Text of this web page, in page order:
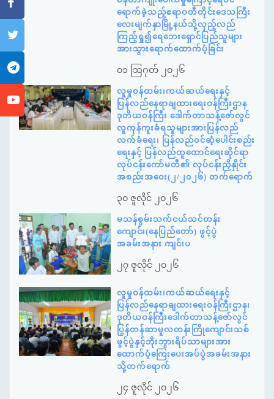
ရောက်ခဲ့သည့်ဧရာဝတီတိုင်းဒေသကြီး
လေးမျက်နှာမြို့နယ်သို့လှည့်လည်
ကြည့်ရှု၍ရေဘေးရှောင်ပြည်သူများ
အားသွားရောက်ထောက်ပံ့ခြင်း
၀၁ ဩဂုတ် ၂၀၂၆
လူမှုဝန်ထမ်း၊ကယ်ဆယ်ရေးနှင့်
ပြန်လည်နေရာချထားရေးဝန်ကြီးဌာန
ဒုတိယဝန်ကြီး ဒေါက်တာသန့်ဇော်လွင်
လူကုန်ကူးခံရသူများအားပြန်လည်
လက်ခံရေး၊ ပြန်လည်ဝင်ဆံ့ပေါင်းစည်း
ရေးနှင့် ပြန်လည်ထူထောင်ရေးဆိုင်ရာ
လုပ်ငန်းကော်မတီ၏ လုပ်ငန်းညှိနှိုင်း
အစည်းအဝေး(၂/၂၀၂၆) တက်ရောက်
၃၀ ဇူလိုင် ၂၀၂၆
မသန်စွမ်းသက်ငယ်သင်တန်း
ကျောင်း(နေပြည်တော်) ဖွင့်ပွဲ
အခမ်းအနား ကျင်းပ
၂၇ ဇူလိုင် ၂၀၂၆
လူမှုဝန်ထမ်း၊ကယ်ဆယ်ရေးနှင့်
ပြန်လည်နေရာချထားရေးဝန်ကြီးဌာန၊
ဒုတိယဝန်ကြီးဒေါက်တာသန့်ဇော်လွင်
ပြွန်တန်ဆာမူလတန်းကြိုကျောင်းသစ်
ဖွင့်ပွဲနှင့်ဘိုးဘွားရိပ်သာများအား
ထောက်ပံ့ကြေးပေးအပ်ပွဲအခမ်းအနား
သို့တက်ရောက်
၂၄ ဇူလိုင် ၂၀၂၆